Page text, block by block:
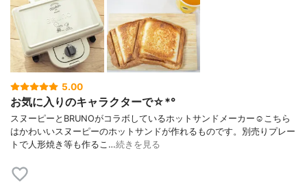
5.00
お気に入りのキャラクターで☆*°
スヌーピーとBRUNOがコラボしているホットサンドメーカー‪‪☺︎‬こちら
はかわいいスヌーピーのホットサンドが作れるものです。別売りプレー
トで人形焼き等も作るこ…続きを見る